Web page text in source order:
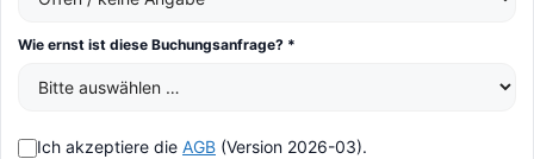
Wie ernst ist diese Buchungsanfrage? *
Ich akzeptiere die AGB (Version 2026-03).